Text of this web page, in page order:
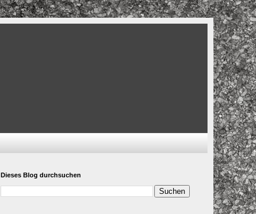
Dieses Blog durchsuchen